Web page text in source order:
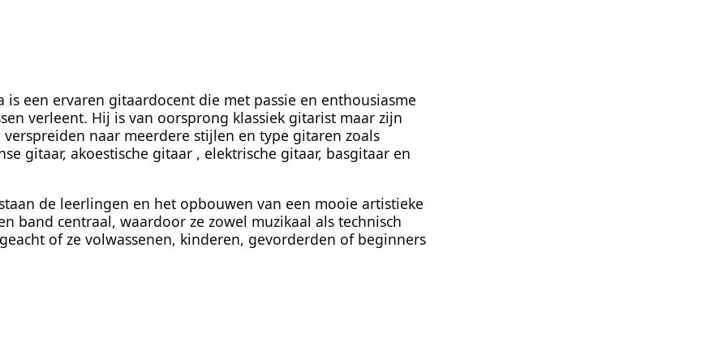
is een ervaren gitaardocent die met passie en enthousiasme
verleent. Hij is van oorsprong klassiek gitarist maar zijn
naar meerdere stijlen en type gitaren zoals
gitaar, akoestische gitaar , elektrische gitaar, basgitaar en
de leerlingen en het opbouwen van een mooie artistieke
band centraal, waardoor ze zowel muzikaal als technisch
of ze volwassenen, kinderen, gevorderden of beginners